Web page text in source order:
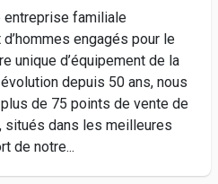
entreprise familiale
engagés pour le
unique d’équipement de la
depuis 50 ans, nous
de 75 points de vente de
situés dans les meilleures
de notre...